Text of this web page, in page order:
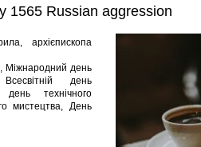
1565 Russian aggression
архієпископа
Міжнародний день
день
день технічного
мистецтва, День